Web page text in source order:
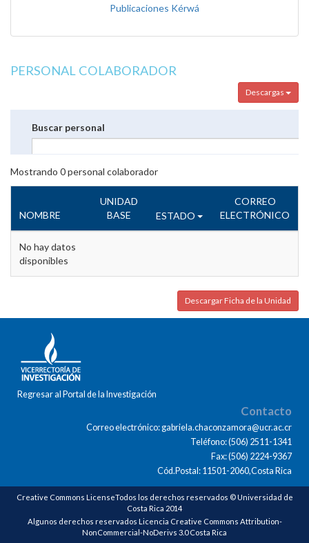
Publicaciones Kérwá
PERSONAL COLABORADOR
Descargas
Buscar personal
Mostrando 0personal colaborador
NOMBRE
UNIDAD
BASE
ESTADO
CORREO
ELECTRÓNICO
No hay datos
disponibles
Descargar Ficha de la Unidad
Regresar al Portal de la Investigación
Contacto
Correo electrónico: gabriela.chaconzamora@ucr.ac.cr
Teléfono: (506) 2511-1341
Fax: (506) 2224-9367
Cód.Postal: 11501-2060,Costa Rica
Creative Commons LicenseTodos los derechos reservados © Universidad de
Costa Rica 2014
Algunos derechos reservados Licencia Creative Commons Attribution-
NonCommercial-NoDerivs 3.0 Costa Rica